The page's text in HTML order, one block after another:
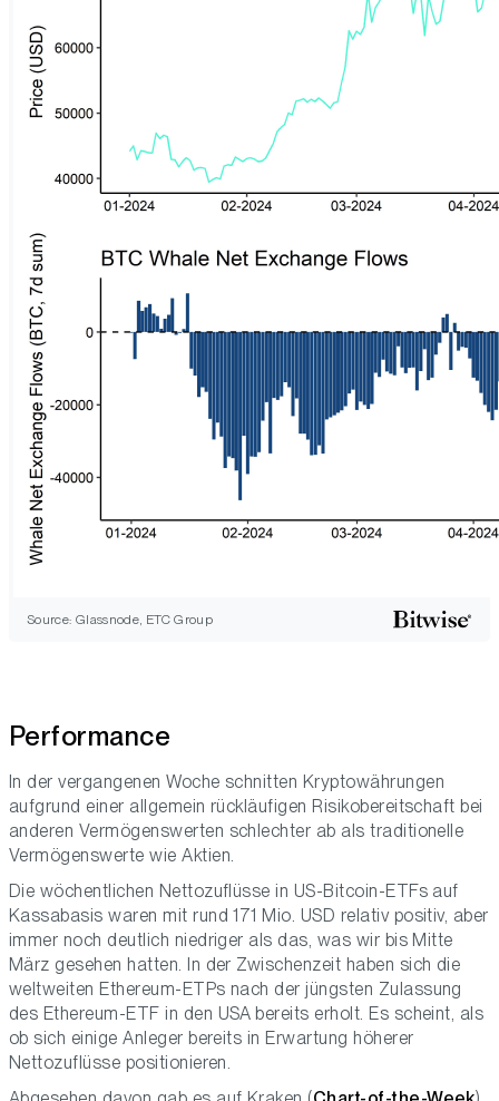
Source: Glassnode, ETC Group
Performance
In der vergangenen Woche schnitten Kryptowährungen
aufgrund einer allgemein rückläufigen Risikobereitschaft bei
anderen Vermögenswerten schlechter ab als traditionelle
Vermögenswerte wie Aktien.
Die wöchentlichen Nettozuflüsse in US-Bitcoin-ETFs auf
Kassabasis waren mit rund 171 Mio. USD relativ positiv, aber
immer noch deutlich niedriger als das, was wir bis Mitte
März gesehen hatten. In der Zwischenzeit haben sich die
weltweiten Ethereum-ETPs nach der jüngsten Zulassung
des Ethereum-ETF in den USA bereits erholt. Es scheint, als
ob sich einige Anleger bereits in Erwartung höherer
Nettozuflüsse positionieren.